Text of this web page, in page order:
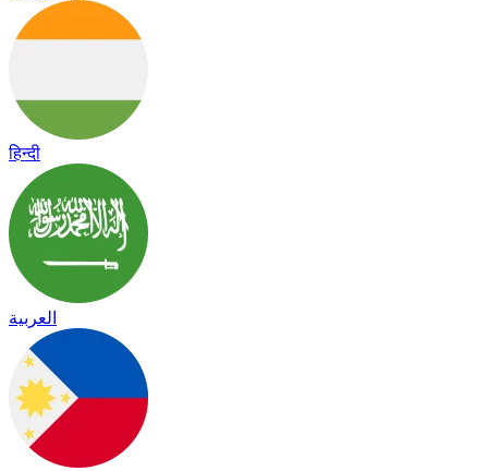
हिन्दी
العربية